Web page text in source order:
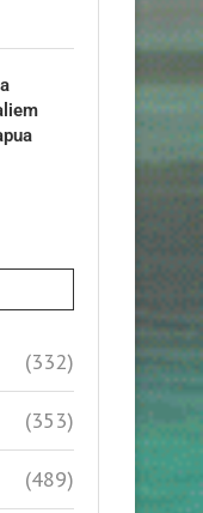
(332)
(353)
(489)